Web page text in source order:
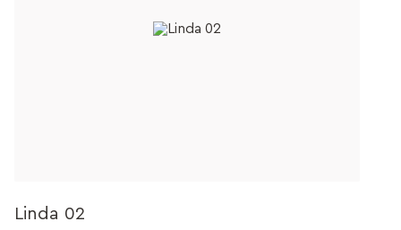
Linda 02